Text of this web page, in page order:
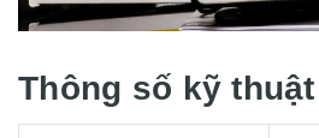
Thông số kỹ thuật